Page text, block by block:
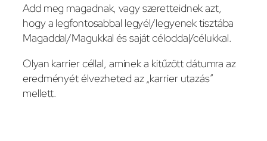
Add meg magadnak, vagy szeretteidnek azt,
hogy a legfontosabbal legyél/legyenek tisztába
Magaddal/Magukkal és saját céloddal/célukkal.
Olyan karrier céllal, aminek a kitűzött dátumra az
eredményét élvezheted az „karrier utazás”
mellett.